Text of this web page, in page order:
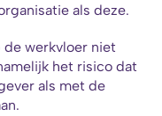
als deze.
de werkvloer niet
het risico dat
als met de